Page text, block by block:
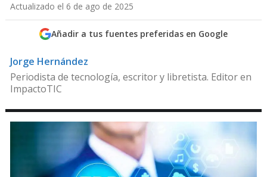
Actualizado el 6 de ago de 2025
Añadir a tus fuentes preferidas en Google
Jorge Hernández
Periodista de tecnología, escritor y libretista. Editor en
ImpactoTIC